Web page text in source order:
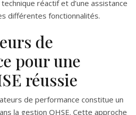
réactif et d’une assistance
différentes fonctionnalités.
de
pour une
réussie
de performance constitue un
la gestion QHSE. Cette approche